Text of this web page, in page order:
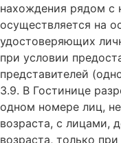
нахождения рядом с
осуществляется на
удостоверяющих
при условии
представителей
3.9. В Гостинице
одном номере лиц,
возраста, с лицами,
возраста, только